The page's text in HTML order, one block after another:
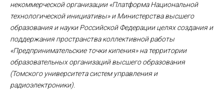
некоммерческой организации «Платформа Национальной
технологической инициативы» и Министерства высшего
образования и науки Российской Федерации целях создания и
поддержания пространства коллективной работы
«Предпринимательские точки кипения» на территории
образовательных организаций высшего образования
(Томского университета систем управления и
радиоэлектроники).